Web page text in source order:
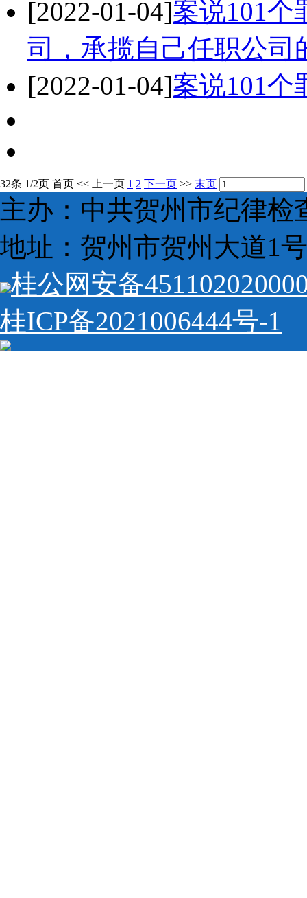
[2022-01-04]案说101个
司，承揽自己任职公司
[2022-01-04]案说101个
32条 1/2页 首页 << 上一页 1 2 下一页 >> 末页
主办：中共贺州市纪律
地址：贺州市贺州大道1
桂公网安备
桂ICP备2021006444号-1